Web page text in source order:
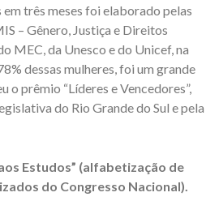
três meses foi elaborado pelas
– Gênero, Justiça e Direitos
MEC, da Unesco e do Unicef, na
dessas mulheres, foi um grande
o prêmio “Líderes e Vencedores”,
do Rio Grande do Sul e pela
Estudos” (alfabetização de
do Congresso Nacional).